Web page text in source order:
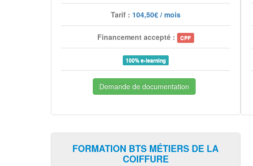
Tarif : 104,50€ / mois
Financement accepté : CPF
100% e-learning
Demande de documentation
FORMATION BTS MÉTIERS DE LA
COIFFURE